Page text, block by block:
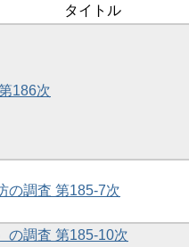
タイトル
186次
の調査 第185-7次
の調査 第185-10次